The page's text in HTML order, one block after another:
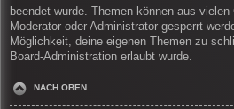
beendet wurde. Themen können aus vielen
Moderator oder Administrator gesperrt
Möglichkeit, deine eigenen Themen zu
Board-Administration erlaubt wurde.
NACH OBEN